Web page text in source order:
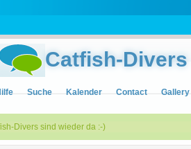
Catfish-Divers
Suche Kalender Contact Gallery
Divers sind wieder da :-)